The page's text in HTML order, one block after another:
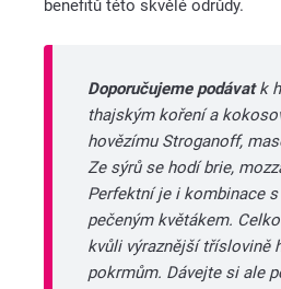
benefitů této skvělé odrůdy.
Doporučujeme podávatk
thajským koření a
hovězímu Stroganoff,
Ze sýrů se hodí brie,
Perfektní je i kombinace
pečeným květákem.
kvůli výraznější tříslovině
pokrmům. Dávejte si ale